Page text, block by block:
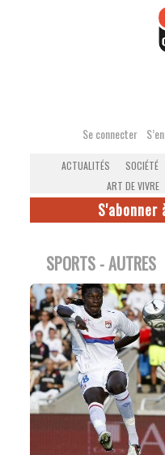
Se connecter
ACTUALITÉS SOCIÉTÉ
ART DE VIVRE
SPORTS - AUTRES